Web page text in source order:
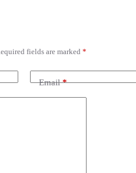
fields are marked *
Email*